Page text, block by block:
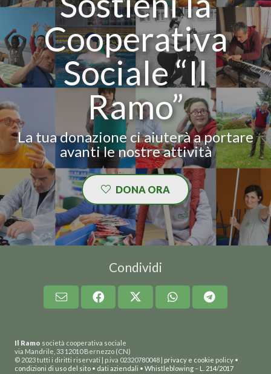
Cooperativa
Sociale “Il
Ramo”
La tua donazione ci aiuterà a portare
avanti le nostre attività
DONA ORA
Condividi
Il Ramo società cooperativa sociale
via Mandrile, 33 12010 Bernezzo (CN)
© 2023 tutti i diritti riservati | p.iva 02320780048 | privacy e cookie policy •
condizioni di uso del sito • dati aziendali • Whistleblowing – L. 214/2017